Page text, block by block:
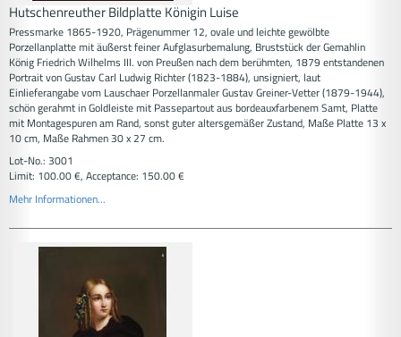
Hutschenreuther Bildplatte Königin Luise
Pressmarke 1865-1920, Prägenummer 12, ovale und leichte gewölbte
Porzellanplatte mit äußerst feiner Aufglasurbemalung, Bruststück der Gemahlin
König Friedrich Wilhelms III. von Preußen nach dem berühmten, 1879 entstandenen
Portrait von Gustav Carl Ludwig Richter (1823-1884), unsigniert, laut
Einlieferangabe vom Lauschaer Porzellanmaler Gustav Greiner-Vetter (1879-1944),
schön gerahmt in Goldleiste mit Passepartout aus bordeauxfarbenem Samt, Platte
mit Montagespuren am Rand, sonst guter altersgemäßer Zustand, Maße Platte 13 x
10 cm, Maße Rahmen 30 x 27 cm.
Lot-No.: 3001
Limit: 100.00 €, Acceptance: 150.00 €
Mehr Informationen...